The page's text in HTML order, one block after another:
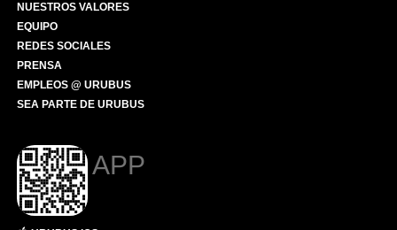
NUESTROS VALORES
EQUIPO
REDES SOCIALES
PRENSA
EMPLEOS @ URUBUS
SEA PARTE DE URUBUS
APP